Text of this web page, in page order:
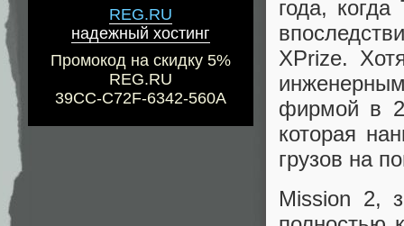
REG.RU
надежный хостинг
Промокод на скидку 5%
REG.RU
39CC-C72F-6342-560A
года,
XPrize.
фирмой в
которая
грузов на
Mission 2,